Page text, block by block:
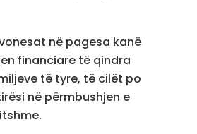
në pagesa kanë
financiare të qindra
të tyre, të cilët po
në përmbushjen e